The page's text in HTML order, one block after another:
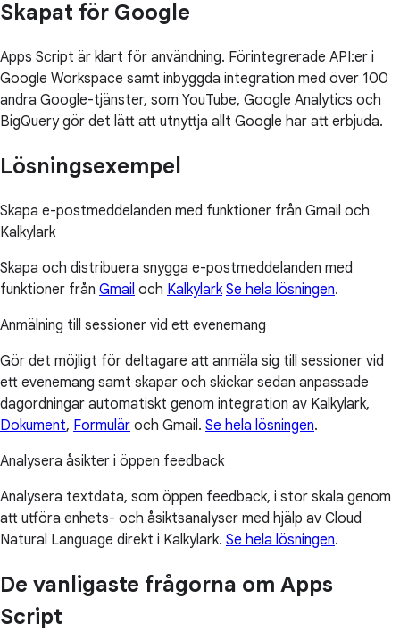
Skapat för Google
Apps Script är klart för användning. Förintegrerade API:er i
Google Workspace samt inbyggda integration med över 100
andra Google-tjänster, som YouTube, Google Analytics och
BigQuery gör det lätt att utnyttja allt Google har att erbjuda.
Lösningsexempel
Skapa e-postmeddelanden med funktioner från Gmail och
Kalkylark
Skapa och distribuera snygga e-postmeddelanden med
funktioner från Gmail och Kalkylark Se hela lösningen.
Anmälning till sessioner vid ett evenemang
Gör det möjligt för deltagare att anmäla sig till sessioner vid
ett evenemang samt skapar och skickar sedan anpassade
dagordningar automatiskt genom integration av Kalkylark,
Dokument, Formulär och Gmail. Se hela lösningen.
Analysera åsikter i öppen feedback
Analysera textdata, som öppen feedback, i stor skala genom
att utföra enhets- och åsiktsanalyser med hjälp av Cloud
Natural Language direkt i Kalkylark. Se hela lösningen.
De vanligaste frågorna om Apps
Script